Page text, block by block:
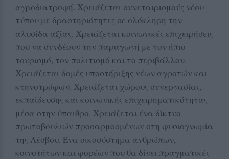
αγροδιατροφή. Χρειάζεται συνεταιρισμούς νέου
τύπου με δραστηριότητες σε ολόκληρη την
αλυσίδα αξίας. Χρειάζεται κοινωνικές επιχειρήσεις
που να συνδέουν την παραγωγή με τον ήπιο
τουρισμό, τον πολιτισμό και το περιβάλλον.
Χρειάζεται δομές υποστήριξης νέων αγροτών και
κτηνοτρόφων. Χρειάζεται χώρους συνεργασίας,
εκπαίδευσης και κοινωνικής επιχειρηματικότητας
μέσα στην ύπαιθρο. Χρειάζεται ένα δίκτυο
πρωτοβουλιών προσαρμοσμένων στη φυσιογνωμία
της Λέσβου. Ένα οικοσύστημα ανθρώπων,
κοινοτήτων και φορέων που θα δίνει πραγματικές